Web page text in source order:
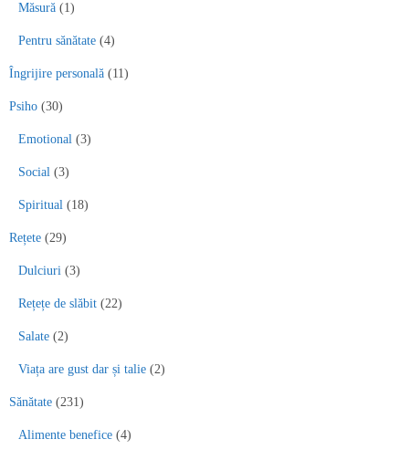
Măsură (1)
Pentru sănătate (4)
Îngrijire personală (11)
Psiho (30)
Emotional (3)
Social (3)
Spiritual (18)
Rețete (29)
Dulciuri (3)
Rețețe de slăbit (22)
Salate (2)
Viața are gust dar și talie (2)
Sănătate (231)
Alimente benefice (4)